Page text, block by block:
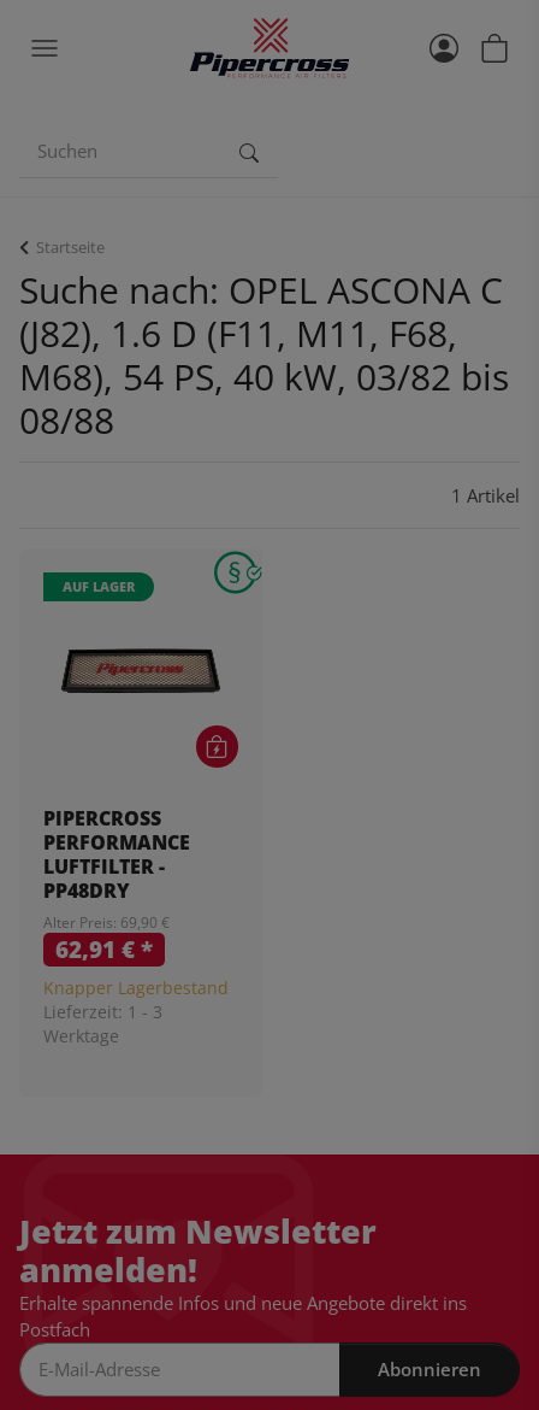
Startseite
Suche nach: OPEL ASCONA C
(J82), 1.6 D (F11, M11, F68,
M68), 54 PS, 40 kW, 03/82 bis
08/88
1 Artikel
AUF LAGER
PIPERCROSS
PERFORMANCE
LUFTFILTER -
PP48DRY
Alter Preis: 69,90 €
62,91 €*
Knapper Lagerbestand
Lieferzeit: 1 - 3
Werktage
Jetzt zum Newsletter
anmelden!
Erhalte spannende Infos und neue Angebote direkt ins
Postfach
Abonnieren